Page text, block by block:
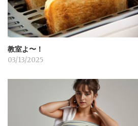
教室よ〜！
03/13/2025